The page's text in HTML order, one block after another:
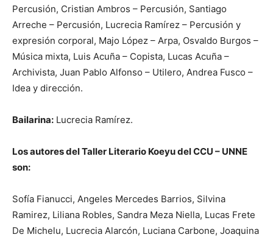
Percusión, Cristian Ambros – Percusión, Santiago
Arreche – Percusión, Lucrecia Ramírez – Percusión y
expresión corporal, Majo López – Arpa, Osvaldo Burgos –
Música mixta, Luis Acuña – Copista, Lucas Acuña –
Archivista, Juan Pablo Alfonso – Utilero, Andrea Fusco –
Idea y dirección.
Bailarina: Lucrecia Ramírez.
Los autores del Taller Literario Koeyu del CCU – UNNE
son:
Sofía Fianucci, Angeles Mercedes Barrios, Silvina
Ramirez, Liliana Robles, Sandra Meza Niella, Lucas Frete
De Michelu, Lucrecia Alarcón, Luciana Carbone, Joaquina